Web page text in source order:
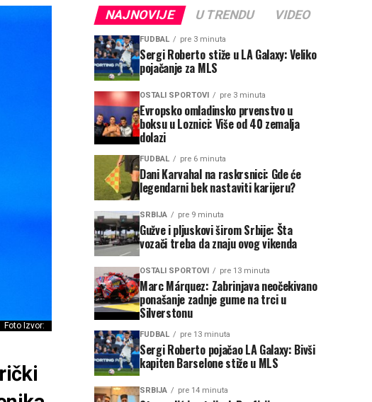
Foto Izvor:
NAJNOVIJE U TRENDU VIDEO
FUDBAL pre 3 minuta
Sergi Roberto stiže u LA Galaxy: Veliko
pojačanje za MLS
OSTALI SPORTOVI pre 3 minuta
Evropsko omladinsko prvenstvo u
boksu u Loznici: Više od 40 zemalja
dolazi
FUDBAL pre 6 minuta
Dani Karvahal na raskrsnici: Gde će
legendarni bek nastaviti karijeru?
SRBIJA pre 9 minuta
Gužve i pljuskovi širom Srbije: Šta
vozači treba da znaju ovog vikenda
OSTALI SPORTOVI pre 13 minuta
Marc Márquez: Zabrinjava neočekivano
ponašanje zadnje gume na trci u
Silverstonu
FUDBAL pre 13 minuta
Sergi Roberto pojačao LA Galaxy: Bivši
kapiten Barselone stiže u MLS
SRBIJA pre 14 minuta